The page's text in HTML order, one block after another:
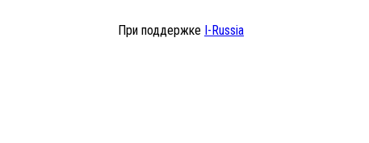
При поддержке I-Russia